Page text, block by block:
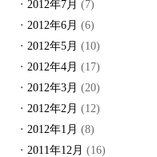
2012年7月 (7)
2012年6月 (6)
2012年5月 (10)
2012年4月 (17)
2012年3月 (20)
2012年2月 (12)
2012年1月 (8)
2011年12月 (16)